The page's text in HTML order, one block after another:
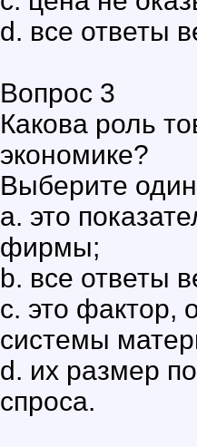
d. все ответы
Вопрос 3
Какова роль
экономике?
Выберите
a. это
фирмы;
b. все ответы
c. это фактор,
системы
d. их размер
спроса.